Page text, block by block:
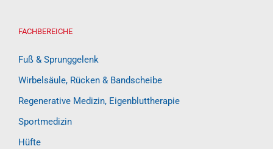
FACHBEREICHE
Fuß & Sprunggelenk
Wirbelsäule, Rücken & Bandscheibe
Regenerative Medizin, Eigenbluttherapie
Sportmedizin
Hüfte